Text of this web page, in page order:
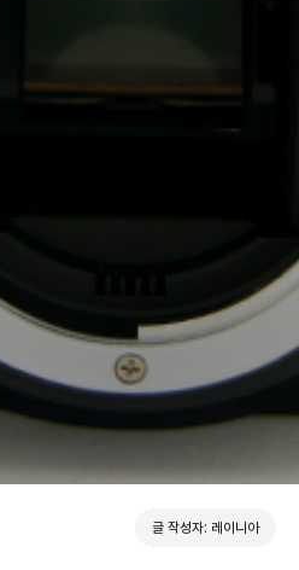
글 작성자: 레이니아